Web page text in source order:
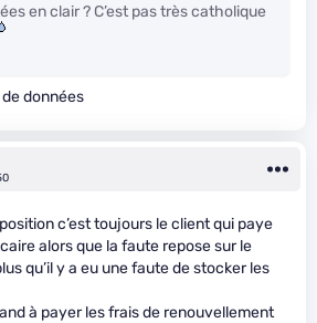
en clair ? C’est pas très catholique
de données
c’est toujours le client qui paye
alors que la faute repose sur le
qu’il y a eu une faute de stocker les
à payer les frais de renouvellement